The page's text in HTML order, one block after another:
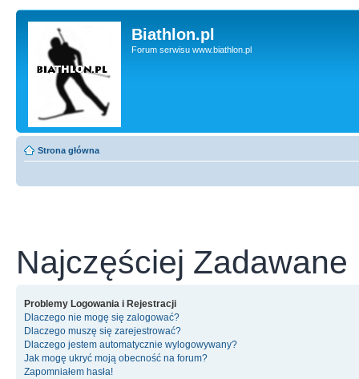
Biathlon.pl
Forum serwisu www.biathlon.pl
Strona główna
Najczęściej Zadawane
Problemy Logowania i Rejestracji
Dlaczego nie mogę się zalogować?
Dlaczego muszę się zarejestrować?
Dlaczego jestem automatycznie wylogowywany?
Jak mogę ukryć moją obecność na forum?
Zapomniałem hasła!